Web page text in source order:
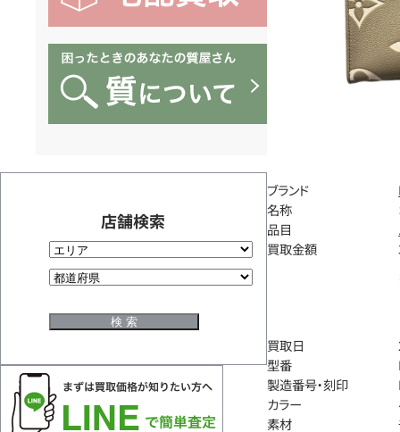
店舗検索
ブランド
名称
品目
買取金額
買取日
型番
製造番号・刻印
カラー
素材